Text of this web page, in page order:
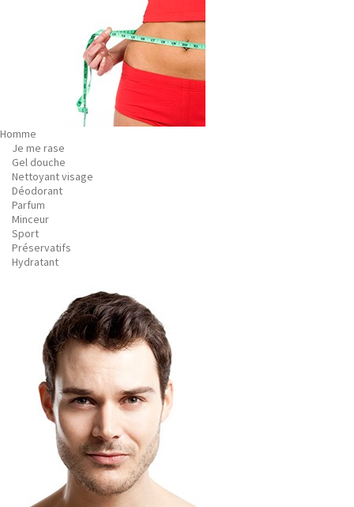
Homme
Je me rase
Gel douche
Nettoyant visage
Déodorant
Parfum
Minceur
Sport
Préservatifs
Hydratant